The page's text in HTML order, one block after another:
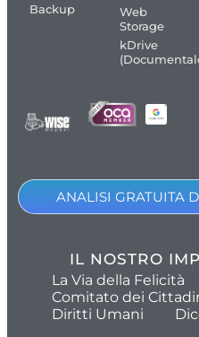
Backup
Web
Storage
kDrive
ANALISI GRATUITA
IL NOSTRO
La Via della Felicità
Comitato dei
Diritti Umani